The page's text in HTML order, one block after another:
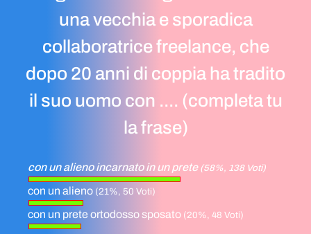
una vecchia e sporadica
collaboratrice freelance, che
dopo 20 anni di coppia ha tradito
il suo uomo con .... (completa tu
la frase)
con un alieno incarnato in un prete (58%, 138 Voti)
con un alieno (21%, 50 Voti)
con un prete ortodosso sposato (20%, 48 Voti)